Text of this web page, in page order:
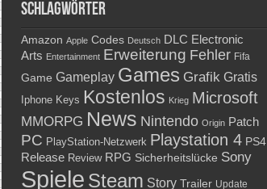
Schlagwörter
Amazon Apple Codes Deutsch DLC Electronic
Arts Entertainment Erweiterung Fehler Fifa
Game Gameplay Games Grafik Gratis
Iphone Keys Kostenlos Krieg Microsoft
MMORPG News Nintendo Origin Patch
PC PlayStation-Netzwerk Playstation 4 PS4
Release Review RPG Sicherheitslücke Sony
Spiele Steam Story Trailer Update